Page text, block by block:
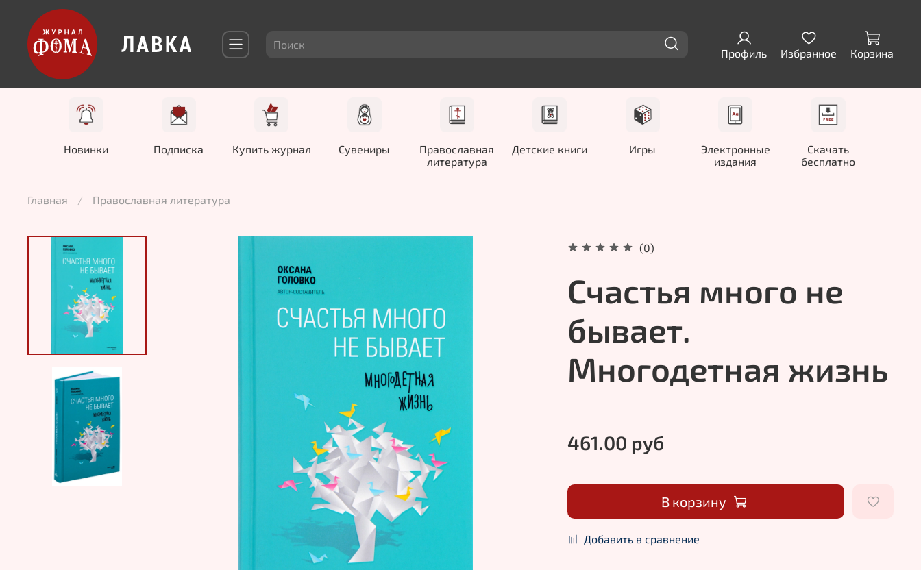
Профиль Избранное Корзина
Новинки Подписка Купить журнал Сувениры
Православная
литература
Детские книги Игры
Электронные
издания
Скачать
бесплатно
Главная Православная литература
(0)
Счастья много не
бывает.
Многодетная жизнь
461.00 руб
В корзину
Добавить в сравнение